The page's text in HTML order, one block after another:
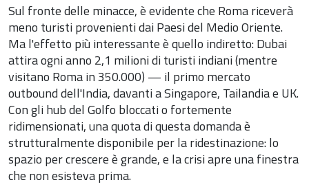
Sul fronte delle minacce, è evidente che Roma riceverà
meno turisti provenienti dai Paesi del Medio Oriente.
Ma l'effetto più interessante è quello indiretto: Dubai
attira ogni anno 2,1 milioni di turisti indiani (mentre
visitano Roma in 350.000) — il primo mercato
outbound dell'India, davanti a Singapore, Tailandia e UK.
Con gli hub del Golfo bloccati o fortemente
ridimensionati, una quota di questa domanda è
strutturalmente disponibile per la ridestinazione: lo
spazio per crescere è grande, e la crisi apre una finestra
che non esisteva prima.